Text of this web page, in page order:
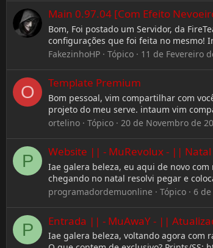
Main 0.97.04 [Com Efeito
Bom, Foi postado um Servidor, da
configurações que foi feita no mesmo!
FakezinhoHP
Tópico 11 de Fevereiro
O Template Premium
Bom pessoal, vim compartilhar com
projeto do meu serve. intaum vim
ortelino
Tópico 20 de Novembro de
P Website || - MuRevolux - || Natal
Iae galera beleza, eu aqui de novo
chegando no natal resolvi pegar e
programadordemuonline
Tópico 6
P Entrada || - MuAwaY - ||
Iae galera beleza, voltando agora com